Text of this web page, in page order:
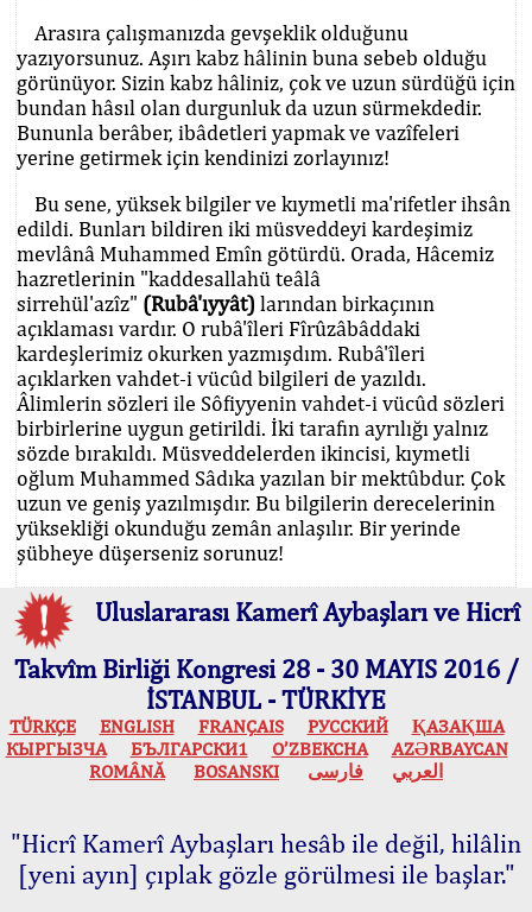
Arasıra çalışmanızda gevşeklik olduğunu
yazıyorsunuz. Aşırı kabz hâlinin buna sebeb olduğu
görünüyor. Sizin kabz hâliniz, çok ve uzun sürdüğü için
bundan hâsıl olan durgunluk da uzun sürmekdedir.
Bununla berâber, ibâdetleri yapmak ve vazîfeleri
yerine getirmek için kendinizi zorlayınız!
Bu sene, yüksek bilgiler ve kıymetli ma'rifetler ihsân
edildi. Bunları bildiren iki müsveddeyi kardeşimiz
mevlânâ Muhammed Emîn götürdü. Orada, Hâcemiz
hazretlerinin "kaddesallahü teâlâ
sirrehül'azîz" (Rubâ'ıyyât) larından birkaçının
açıklaması vardır. O rubâ'îleri Fîrûzâbâddaki
kardeşlerimiz okurken yazmışdım. Rubâ'îleri
açıklarken vahdet-i vücûd bilgileri de yazıldı.
Âlimlerin sözleri ile Sôfiyyenin vahdet-i vücûd sözleri
birbirlerine uygun getirildi. İki tarafın ayrılığı yalnız
sözde bırakıldı. Müsveddelerden ikincisi, kıymetli
oğlum Muhammed Sâdıka yazılan bir mektûbdur. Çok
uzun ve geniş yazılmışdır. Bu bilgilerin derecelerinin
yüksekliği okunduğu zemân anlaşılır. Bir yerinde
şübheye düşerseniz sorunuz!
Uluslararası Kamerî Aybaşları ve Hicrî
Takvîm Birliği Kongresi 28 - 30 MAYIS 2016 /
İSTANBUL - TÜRKİYE
TÜRKÇE ENGLISH FRANÇAIS РУССКИЙ
ҚАЗАҚША
КЫPГЫЗЧA
БЪЛГАРСКИ1 O’ZBEKCHA
AZӘRBAYCAN
ROMÂNĂ
BOSANSKI العربي فارسی
"Hicrî Kamerî Aybaşları hesâb ile değil, hilâlin
[yeni ayın] çıplak gözle görülmesi ile başlar."